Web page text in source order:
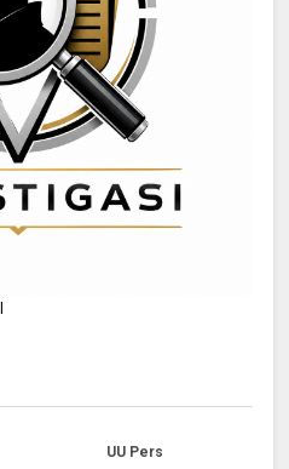
UU Pers